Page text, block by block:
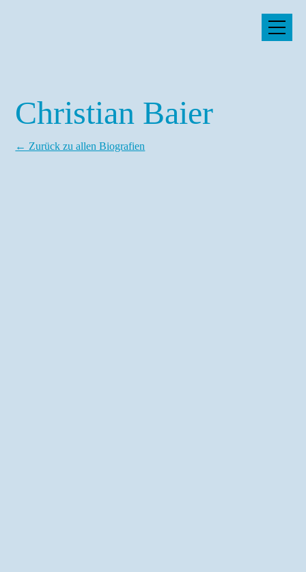
Startseite
10 Jahre FREO
Christian Baier
← Zurück zu allen Biografien